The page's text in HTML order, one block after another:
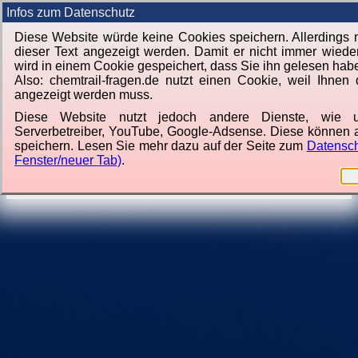
Infos zum Datenschutz
Diese Website würde keine Cookies speichern. Allerdings
dieser Text angezeigt werden. Damit er nicht immer
wird in einem Cookie gespeichert, dass Sie ihn gelesen
Also: chemtrail-fragen.de nutzt einen Cookie, weil Ihnen
angezeigt werden muss.
Diese Website nutzt jedoch andere Dienste, wie
Serverbetreiber, YouTube, Google-Adsense. Diese können
speichern. Lesen Sie mehr dazu auf der Seite zum
Fenster/neuer Tab).